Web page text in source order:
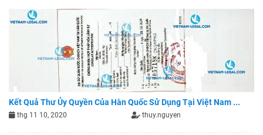
Kết Quả Thư Ủy Quyền Của Hàn Quốc Sử Dụng Tại Việt Nam ...
thg 11 10, 2020 thuy.nguyen